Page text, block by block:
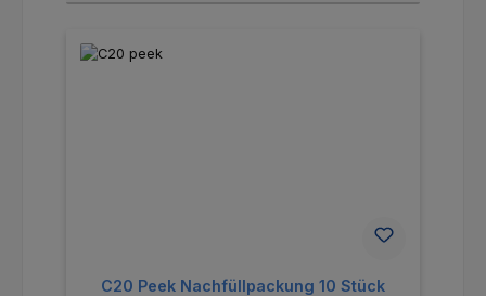
C20 Peek Nachfüllpackung 10 Stück